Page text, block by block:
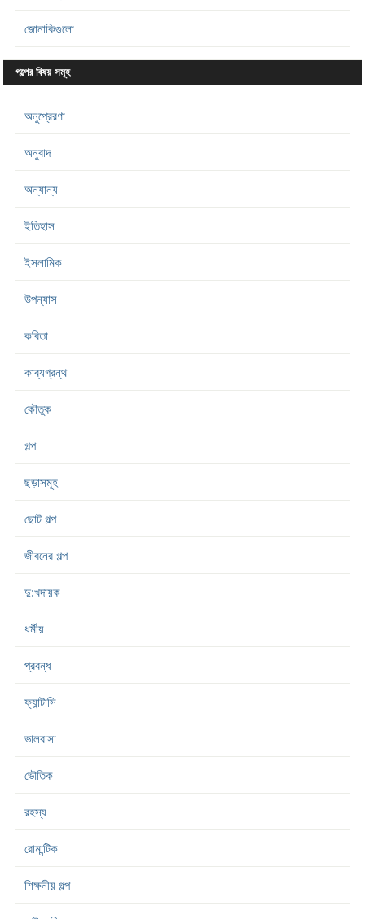
জোনাকিগুলো
গল্পের বিষয় সমূহ
অনুপ্রেরণা
অনুবাদ
অন্যান্য
ইতিহাস
ইসলামিক
উপন্যাস
কবিতা
কাব্যগ্রন্থ
কৌতুক
গল্প
ছড়াসমূহ
ছোট গল্প
জীবনের গল্প
দু:খদায়ক
ধর্মীয়
প্রবন্ধ
ফ্যান্টাসি
ভালবাসা
ভৌতিক
রহস্য
রোমান্টিক
শিক্ষনীয় গল্প